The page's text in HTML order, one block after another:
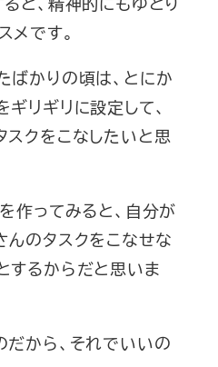
メです。
ばかりの頃は、とにか
リギリに設定して、
スクをこなしたいと思
作ってみると、自分が
んのタスクをこなせな
するからだと思いま
だから、それでいいの